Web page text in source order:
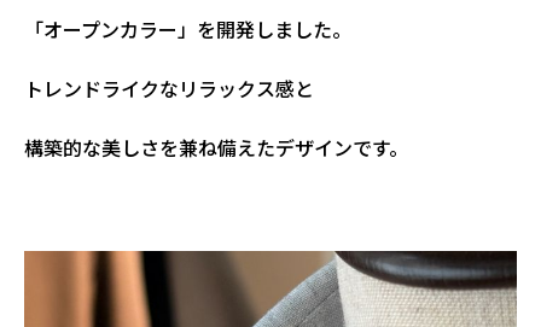
「オープンカラー」を開発しました。
トレンドライクなリラックス感と
構築的な美しさを兼ね備えたデザインです。